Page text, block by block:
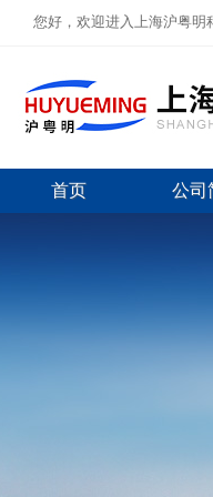
您好，欢迎进入上海沪粤明
首页 公司